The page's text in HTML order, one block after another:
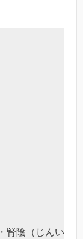
腎陰（じんい